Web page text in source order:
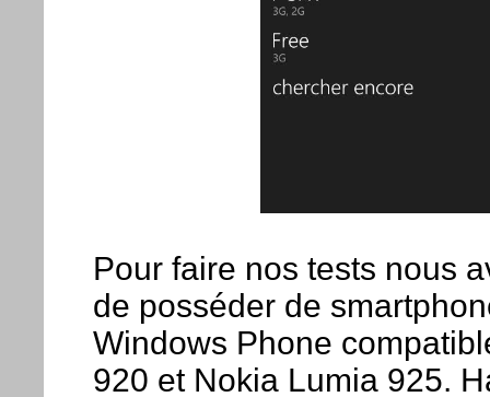
Pour faire nos tests nous
de posséder de
Windows Phone
920 et Nokia Lumia 925.